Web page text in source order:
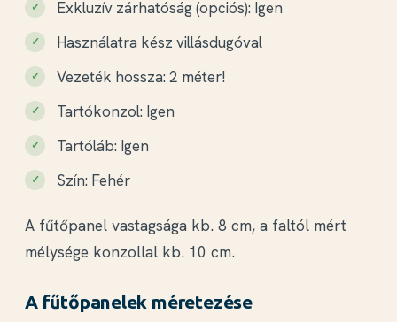
Exkluzív zárhatóság (opciós): Igen
Használatra kész villásdugóval
Vezeték hossza: 2 méter!
Tartókonzol: Igen
Tartóláb: Igen
Szín: Fehér
A fűtőpanel vastagsága kb. 8 cm, a faltól mért
mélysége konzollal kb. 10 cm.
A fűtőpanelek méretezése